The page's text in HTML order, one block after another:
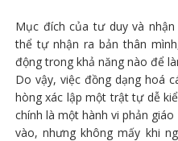
Mục đích của tư duy và
thể tự nhận ra bản thân
động trong khả năng nào để
Do vậy, việc đồng dạng hoá
hòng xác lập một trật tự dễ
chính là một hành vi phản
vào, nhưng không mấy khi